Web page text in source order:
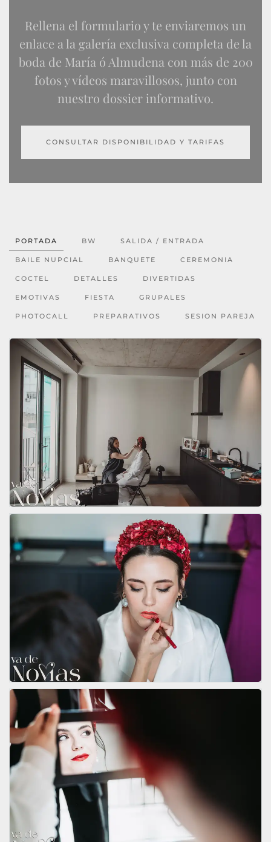
Rellena el formulario y te enviaremos un
enlace a la galería exclusiva completa de la
boda de María ó Almudena con más de 200
fotos y vídeos maravillosos, junto con
nuestro dossier informativo.
CONSULTAR DISPONIBILIDAD Y TARIFAS
PORTADA BW SALIDA / ENTRADA
BAILE NUPCIAL BANQUETE CEREMONIA
COCTEL DETALLES DIVERTIDAS
EMOTIVAS FIESTA GRUPALES
PHOTOCALL PREPARATIVOS SESION PAREJA